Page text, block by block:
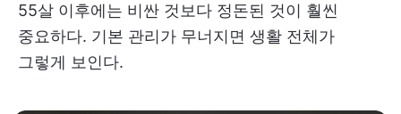
55살 이후에는 비싼 것보다 정돈된 것이 훨씬
중요하다. 기본 관리가 무너지면 생활 전체가
그렇게 보인다.